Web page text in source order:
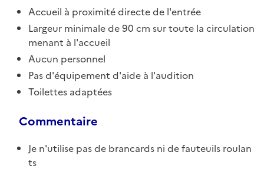
Accueil à proximité directe de l'entrée
Largeur minimale de 90 cm sur toute la circulation
menant à l'accueil
Aucun personnel
Pas d'équipement d'aide à l'audition
Toilettes adaptées
Commentaire
Je n'utilise pas de brancards ni de fauteuils roulan
ts